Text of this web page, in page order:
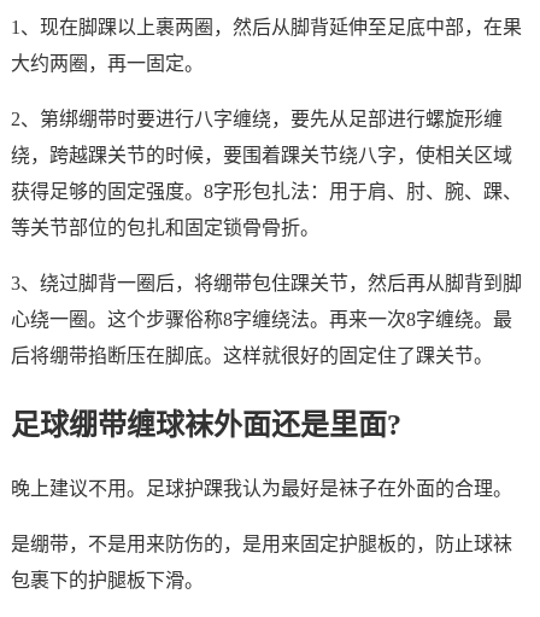
1、现在脚踝以上裹两圈，然后从脚背延伸至足底中部，在果
大约两圈，再一固定。
2、第绑绷带时要进行八字缠绕，要先从足部进行螺旋形缠
绕，跨越踝关节的时候，要围着踝关节绕八字，使相关区域
获得足够的固定强度。8字形包扎法：用于肩、肘、腕、踝、
等关节部位的包扎和固定锁骨骨折。
3、绕过脚背一圈后，将绷带包住踝关节，然后再从脚背到脚
心绕一圈。这个步骤俗称8字缠绕法。再来一次8字缠绕。最
后将绷带掐断压在脚底。这样就很好的固定住了踝关节。
足球绷带缠球袜外面还是里面?
晚上建议不用。足球护踝我认为最好是袜子在外面的合理。
是绷带，不是用来防伤的，是用来固定护腿板的，防止球袜
包裹下的护腿板下滑。